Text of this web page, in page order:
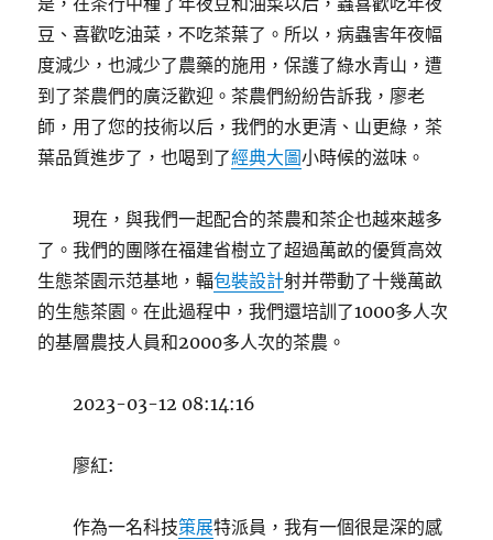
豆、喜歡吃油菜，不吃茶葉了。所以，病蟲害年夜幅
度減少，也減少了農藥的施用，保護了綠水青山，遭
到了茶農們的廣泛歡迎。茶農們紛紛告訴我，廖老
師，用了您的技術以后，我們的水更清、山更綠，茶
葉品質進步了，也喝到了經典大圖小時候的滋味。
現在，與我們一起配合的茶農和茶企也越來越多
了。我們的團隊在福建省樹立了超過萬畝的優質高效
生態茶園示范基地，輻包裝設計射并帶動了十幾萬畝
的生態茶園。在此過程中，我們還培訓了1000多人次
的基層農技人員和2000多人次的茶農。
2023-03-12 08:14:16
廖紅:
作為一名科技策展特派員，我有一個很是深的感